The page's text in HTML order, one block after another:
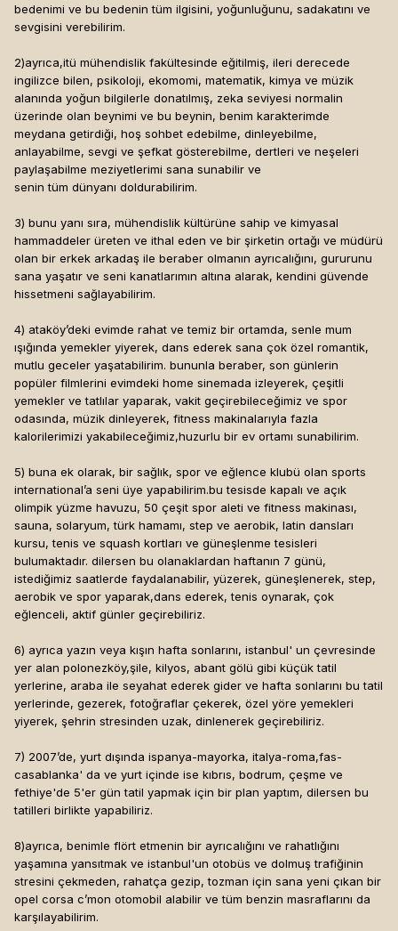
bedenimi ve bu bedenin tüm ilgisini, yoğunluğunu, sadakatını ve
sevgisini verebilirim.
2)ayrıca,itü mühendislik fakültesinde eğitilmiş, ileri derecede
ingilizce bilen, psikoloji, ekomomi, matematik, kimya ve müzik
alanında yoğun bilgilerle donatılmış, zeka seviyesi normalin
üzerinde olan beynimi ve bu beynin, benim karakterimde
meydana getirdiği, hoş sohbet edebilme, dinleyebilme,
anlayabilme, sevgi ve şefkat gösterebilme, dertleri ve neşeleri
paylaşabilme meziyetlerimi sana sunabilir ve
senin tüm dünyanı doldurabilirim.
3) bunu yanı sıra, mühendislik kültürüne sahip ve kimyasal
hammaddeler üreten ve ithal eden ve bir şirketin ortağı ve müdürü
olan bir erkek arkadaş ile beraber olmanın ayrıcalığını, gururunu
sana yaşatır ve seni kanatlarımın altına alarak, kendini güvende
hissetmeni sağlayabilirim.
4) ataköy’deki evimde rahat ve temiz bir ortamda, senle mum
ışığında yemekler yiyerek, dans ederek sana çok özel romantik,
mutlu geceler yaşatabilirim. bununla beraber, son günlerin
popüler filmlerini evimdeki home sinemada izleyerek, çeşitli
yemekler ve tatlılar yaparak, vakit geçirebileceğimiz ve spor
odasında, müzik dinleyerek, fitness makinalarıyla fazla
kalorilerimizi yakabileceğimiz,huzurlu bir ev ortamı sunabilirim.
5) buna ek olarak, bir sağlık, spor ve eğlence klubü olan sports
international’a seni üye yapabilirim.bu tesisde kapalı ve açık
olimpik yüzme havuzu, 50 çeşit spor aleti ve fitness makinası,
sauna, solaryum, türk hamamı, step ve aerobik, latin dansları
kursu, tenis ve squash kortları ve güneşlenme tesisleri
bulumaktadır. dilersen bu olanaklardan haftanın 7 günü,
istediğimiz saatlerde faydalanabilir, yüzerek, güneşlenerek, step,
aerobik ve spor yaparak,dans ederek, tenis oynarak, çok
eğlenceli, aktif günler geçirebiliriz.
6) ayrıca yazın veya kışın hafta sonlarını, istanbul' un çevresinde
yer alan polonezköy,şile, kilyos, abant gölü gibi küçük tatil
yerlerine, araba ile seyahat ederek gider ve hafta sonlarını bu tatil
yerlerinde, gezerek, fotoğraflar çekerek, özel yöre yemekleri
yiyerek, şehrin stresinden uzak, dinlenerek geçirebiliriz.
7) 2007’de, yurt dışında ispanya-mayorka, italya-roma,fas-
casablanka' da ve yurt içinde ise kıbrıs, bodrum, çeşme ve
fethiye'de 5'er gün tatil yapmak için bir plan yaptım, dilersen bu
tatilleri birlikte yapabiliriz.
8)ayrıca, benimle flört etmenin bir ayrıcalığını ve rahatlığını
yaşamına yansıtmak ve istanbul'un otobüs ve dolmuş trafiğinin
stresini çekmeden, rahatça gezip, tozman için sana yeni çıkan bir
opel corsa c’mon otomobil alabilir ve tüm benzin masraflarını da
karşılayabilirim.